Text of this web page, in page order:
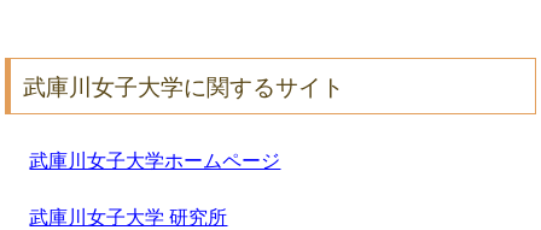
武庫川女子大学に関するサイト
武庫川女子大学ホームページ
武庫川女子大学 研究所